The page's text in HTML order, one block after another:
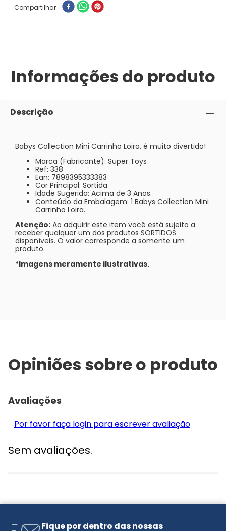
Compartilhar
Informações do produto
Descrição
Babys Collection Mini Carrinho Loira, é muito divertido!
Marca (Fabricante): Super Toys
Ref: 338
Ean: 7898395333383
Cor Principal: Sortida
Idade Sugerida: Acima de 3 Anos.
Conteúdo da Embalagem: 1 Babys Collection Mini
Carrinho Loira.
Atenção: Ao adquirir este item você está sujeito a
receber qualquer um dos produtos SORTIDOS
disponíveis. O valor corresponde a somente um
produto.
*Imagens meramente ilustrativas.
Opiniões sobre o produto
Avaliações
Por favor faça login para escrever avaliação
Sem avaliações.
Fique por dentro das nossas